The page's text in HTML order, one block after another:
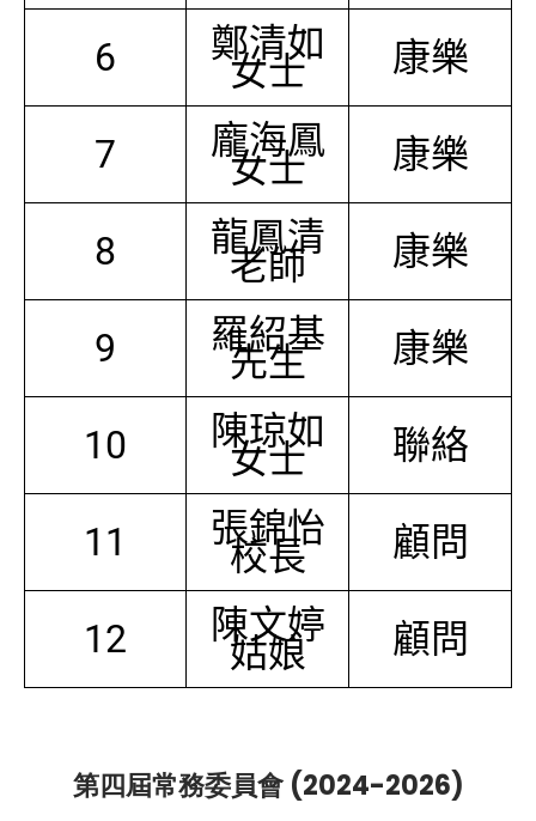
6 鄭清如
女士 康樂
7 龐海鳳
女士 康樂
8 龍鳳清
老師 康樂
9 羅紹基
先生 康樂
10 陳琼如
女士 聯絡
11 張錦怡
校長 顧問
12 陳文婷
姑娘 顧問
第四屆常務委員會 (2024-2026)